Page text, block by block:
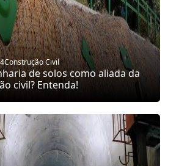
Construção Civil
de solos como aliada da
civil? Entenda!